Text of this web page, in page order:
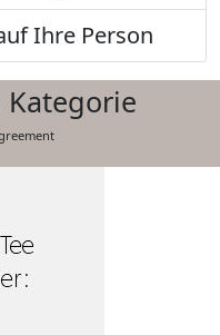
Ihre Person